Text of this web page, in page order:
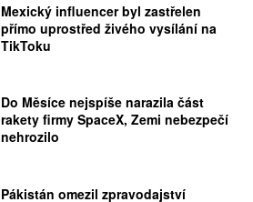
Mexický influencer byl zastřelen
přímo uprostřed živého vysílání na
TikToku
Do Měsíce nejspíše narazila část
rakety firmy SpaceX, Zemi nebezpečí
nehrozilo
Pákistán omezil zpravodajství